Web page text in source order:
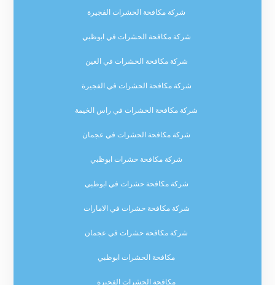
شركة مكافحة الحشرات الفجيرة
شركة مكافحة الحشرات في ابوظبي
شركة مكافحة الحشرات في العين
شركة مكافحة الحشرات في الفجيرة
شركة مكافحة الحشرات في راس الخيمة
شركة مكافحة الحشرات في عجمان
شركة مكافحة حشرات ابوظبي
شركة مكافحة حشرات في ابوظبي
شركة مكافحة حشرات في الامارات
شركة مكافحة حشرات في عجمان
مكافحة الحشرات ابوظبي
مكافحة الحشرات الفجيرة